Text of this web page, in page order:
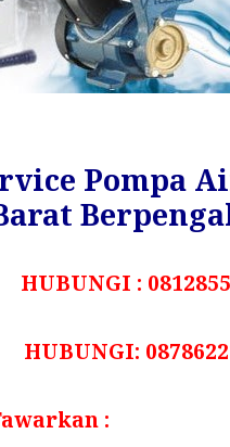
Pompa
HUBUNGI :
HUBUNGI:
: